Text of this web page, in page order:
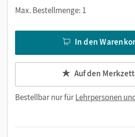
Max. Bestellmenge: 1
In den
Auf den
Bestellbar nur fürLehrpersonen